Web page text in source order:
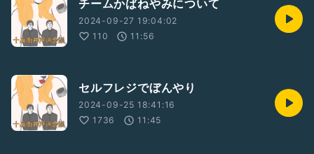
チームかばねやみについて
2024-09-27 19:04:02
110
11:56
セルフレジでぼんやり
2024-09-25 18:41:16
1736
11:45